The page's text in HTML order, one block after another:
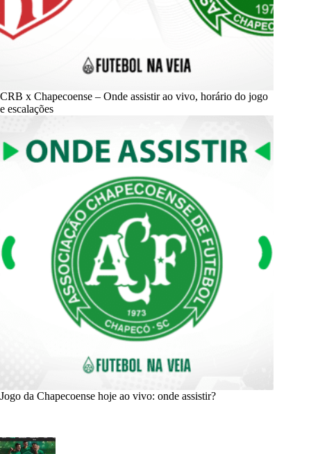
CRB x Chapecoense – Onde assistir ao vivo, horário do jogo
e escalações
Jogo da Chapecoense hoje ao vivo: onde assistir?